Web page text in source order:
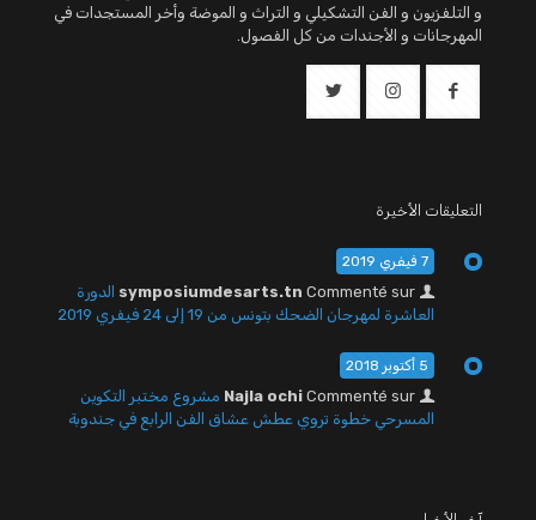
و التلفزيون و الفن التشكيلي و التراث و الموضة وأخر المستجدات في
المهرجانات و الأجندات من كل الفصول.
التعليقات الأخيرة
7 فيفري 2019
symposiumdesarts.tn Commenté sur
الدورة
العاشرة لمهرجان الضحك بتونس من 19 إلى 24 فيفري 2019
5 أكتوبر 2018
Najla ochi Commenté sur
مشروع مختبر التكوين
المسرحي خطوة تروي عطش عشاق الفن الرابع في جندوبة